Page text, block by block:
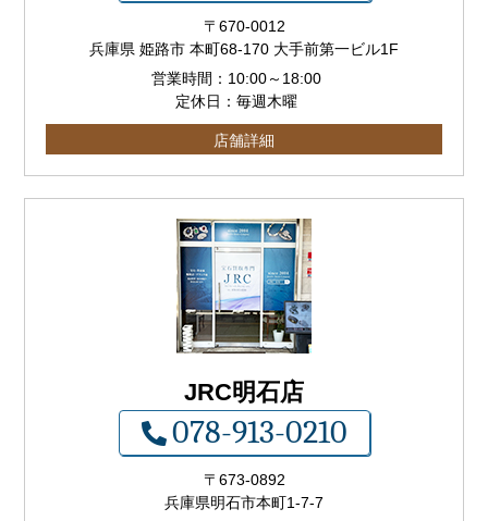
〒 670-0012
兵庫県 姫路市 本町68-170 大手前第一ビル1F
営業時間： 10:00～ 18:00
定休日：毎週木曜
店舗詳細
JRC明石店
078-913-0210
〒673-0892
兵庫県明石市本町1-7-7